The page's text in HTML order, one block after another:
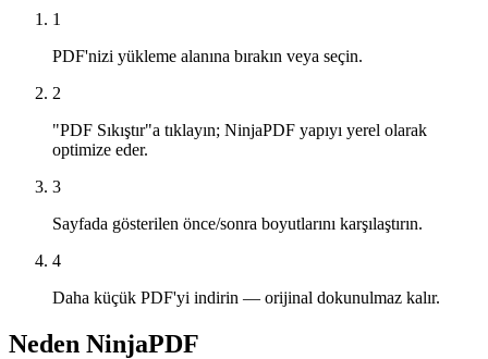
1
PDF'nizi yükleme alanına bırakın veya seçin.
2
"PDF Sıkıştır"a tıklayın; NinjaPDF yapıyı yerel olarak
optimize eder.
3
Sayfada gösterilen önce/sonra boyutlarını karşılaştırın.
4
Daha küçük PDF'yi indirin — orijinal dokunulmaz kalır.
Neden NinjaPDF